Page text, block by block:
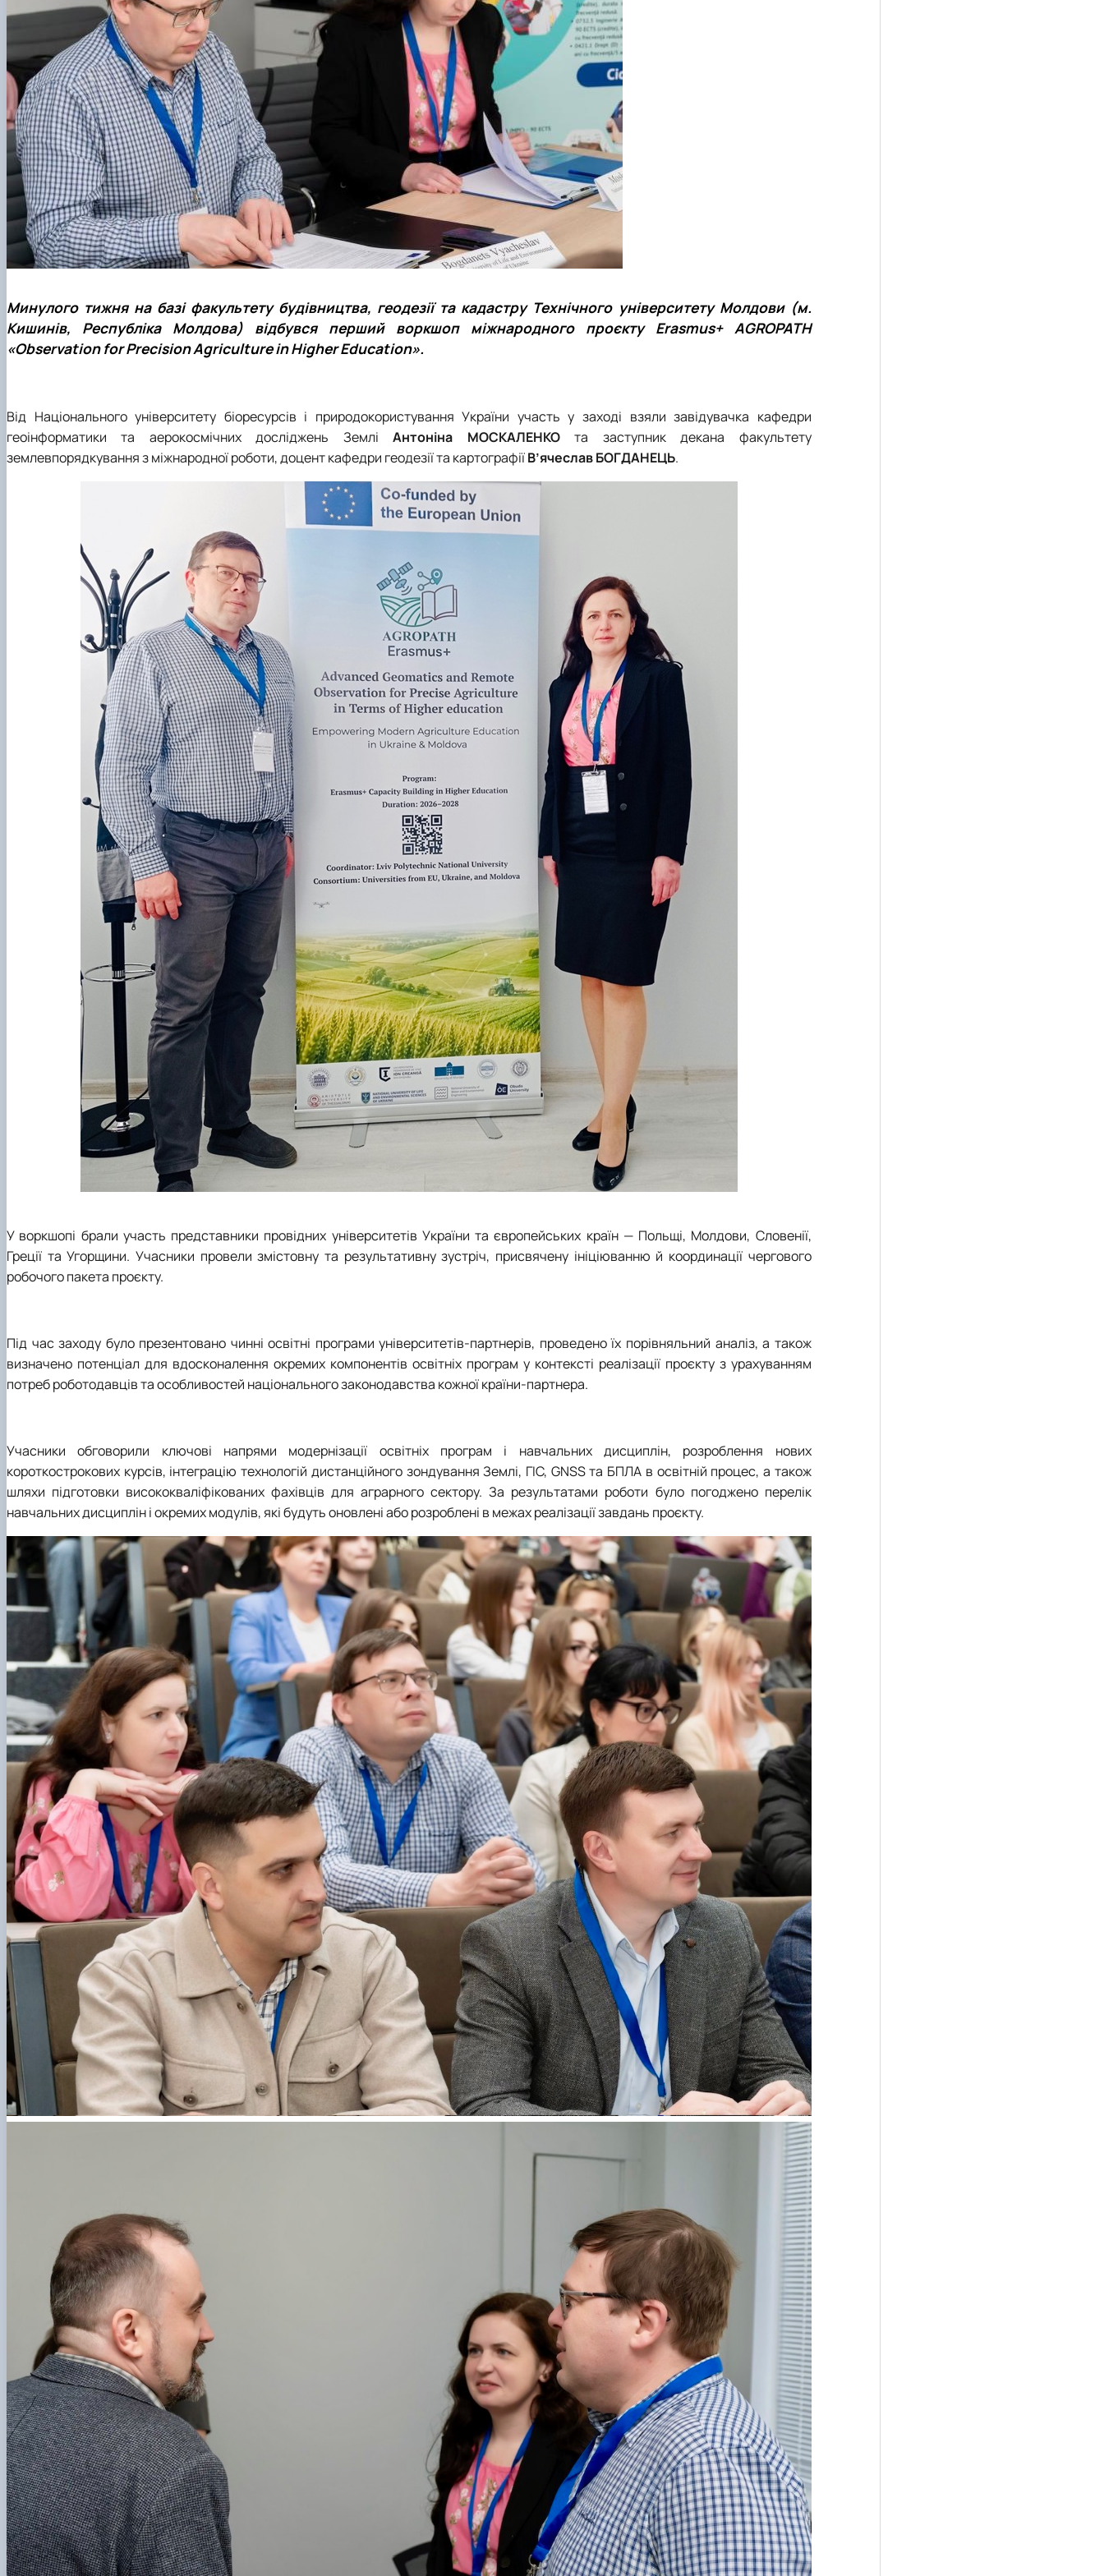
Минулого тижня на базі факультету будівництва, геодезії та кадастру Технічного університету Молдови (м.
Кишинів, Республіка Молдова) відбувся перший воркшоп міжнародного проєкту Erasmus+ AGROPATH
«Observation for Precision Agriculture in Higher Education».
Від Національного університету біоресурсів і природокористування України участь у заході взяли завідувачка кафедри
геоінформатики та аерокосмічних досліджень ЗемліАнтоніна МОСКАЛЕНКОта заступник декана факультету
землевпорядкування з міжнародної роботи, доцент кафедри геодезії та картографіїВ’ячеслав БОГДАНЕЦЬ.
У воркшопі брали участь представники провідних університетів України та європейських країн — Польщі, Молдови, Словенії,
Греції та Угорщини. Учасники провели змістовну та результативну зустріч, присвячену ініціюванню й координації чергового
робочого пакета проєкту.
Під час заходу було презентовано чинні освітні програми університетів-партнерів, проведено їх порівняльний аналіз, а також
визначено потенціал для вдосконалення окремих компонентів освітніх програм у контексті реалізації проєкту з урахуванням
потреб роботодавців та особливостей національного законодавства кожної країни-партнера.
Учасники обговорили ключові напрями модернізації освітніх програм і навчальних дисциплін, розроблення нових
короткострокових курсів, інтеграцію технологій дистанційного зондування Землі, ГІС, GNSSта БПЛА в освітній процес, а також
шляхи підготовки висококваліфікованих фахівців для аграрного сектору. За результатами роботи було погоджено перелік
навчальних дисциплін і окремих модулів, які будуть оновлені або розроблені в межах реалізації завдань проєкту.